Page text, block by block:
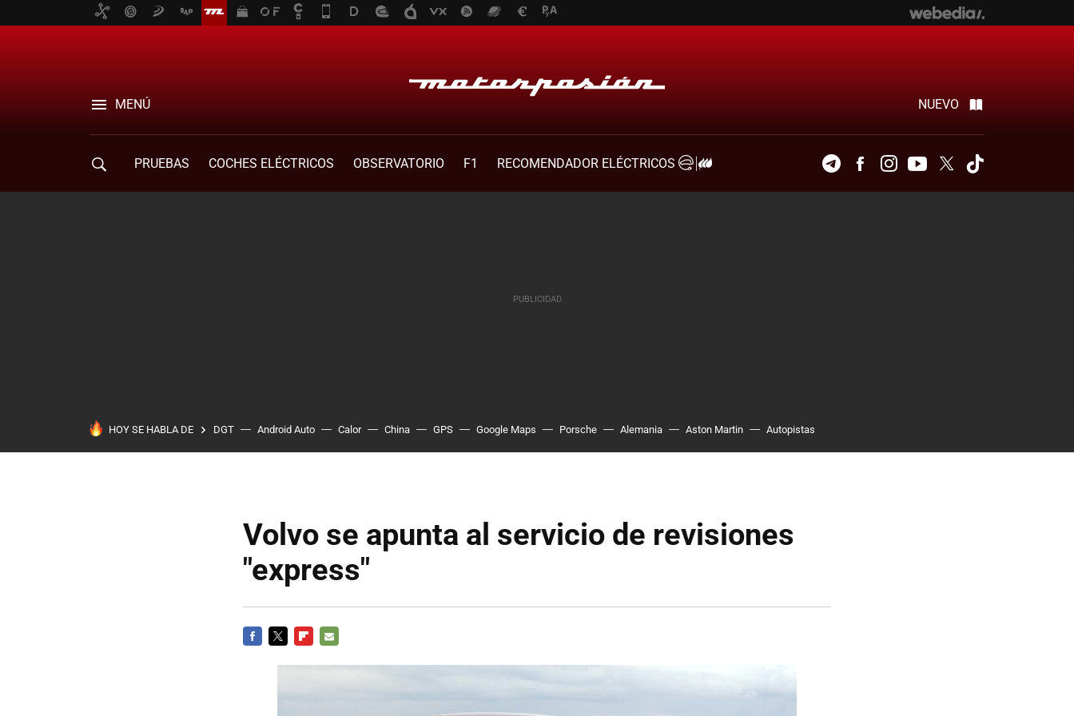
MENÚ NUEVO
PRUEBAS COCHES ELÉCTRICOS OBSERVATORIO F1
RECOMENDADOR ELÉCTRICOS
TelegramFacebookInstagramYoutubeTwitter
HOY SE HABLA DE DGT Android Auto Calor China GPS Google Maps Porsche Alemania Aston Martin Autopistas
Volvo se apunta al servicio de revisiones
"express"